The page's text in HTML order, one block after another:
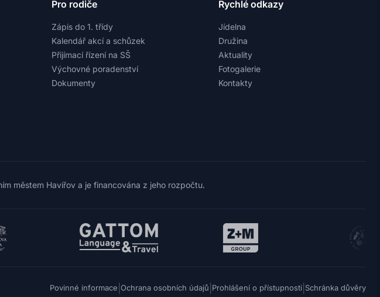
Pro rodiče
Zápis do 1. třídy
Kalendář akcí a schůzek
Přijímací řízení na SŠ
Výchovné poradenství
Dokumenty
Rychlé odkazy
Jídelna
Družina
Aktuality
Fotogalerie
Kontakty
městem Havířov a je financována z jeho rozpočtu.
Povinné informace Ochrana osobních údajů Prohlášení o přístupnosti Schránka důvěry